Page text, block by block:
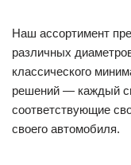
Наш ассортимент
различных
классического
решений — каждый
соответствующие
своего автомобиля.